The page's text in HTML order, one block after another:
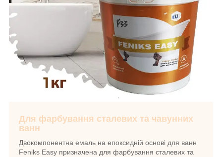
Для фарбування сталевих та чавунних
ванн
Двокомпонентна емаль на епоксидній основі для ванн
Feniks Easy призначена для фарбування сталевих та